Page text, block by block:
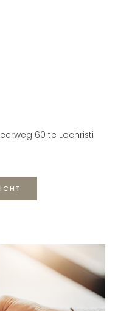
60 te Lochristi